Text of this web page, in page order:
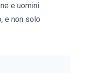
e uomini
e non solo